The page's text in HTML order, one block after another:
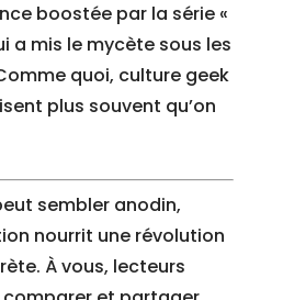
boostée par la série «
a mis le mycète sous les
quoi, culture geek
plus souvent qu’on
sembler anodin,
nourrit une révolution
À vous, lecteurs